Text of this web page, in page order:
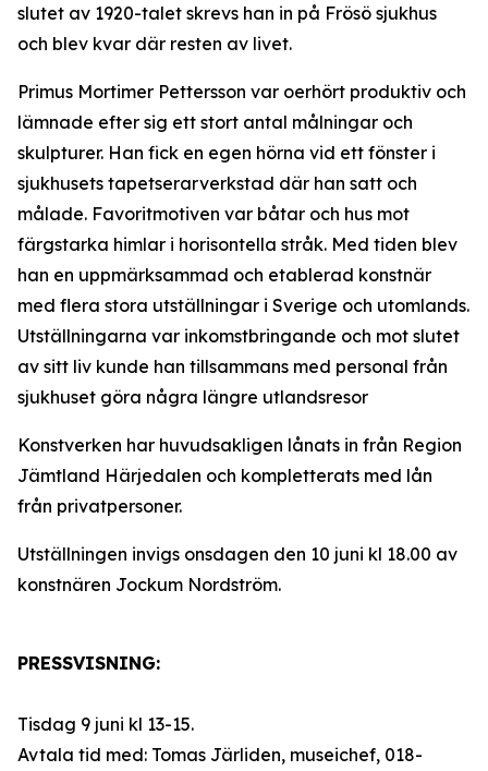
slutet av 1920-talet skrevs han in på Frösö sjukhus
och blev kvar där resten av livet.
Primus Mortimer Pettersson var oerhört produktiv och
lämnade efter sig ett stort antal målningar och
skulpturer. Han fick en egen hörna vid ett fönster i
sjukhusets tapetserarverkstad där han satt och
målade. Favoritmotiven var båtar och hus mot
färgstarka himlar i horisontella stråk. Med tiden blev
han en uppmärksammad och etablerad konstnär
med flera stora utställningar i Sverige och utomlands.
Utställningarna var inkomstbringande och mot slutet
av sitt liv kunde han tillsammans med personal från
sjukhuset göra några längre utlandsresor
Konstverken har huvudsakligen lånats in från Region
Jämtland Härjedalen och kompletterats med lån
från privatpersoner.
Utställningen invigs onsdagen den 10 juni kl 18.00 av
konstnären Jockum Nordström.
PRESSVISNING:
Tisdag 9 juni kl 13-15.
Avtala tid med: Tomas Järliden, museichef, 018-